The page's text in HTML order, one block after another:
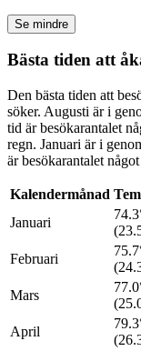
Se mindre
Bästa tiden att
Den bästa tiden att
söker. Augusti är i
tid är besökarantalet
regn. Januari är i
är besökarantalet
Kalendermånad
Januari
Februari
Mars
April